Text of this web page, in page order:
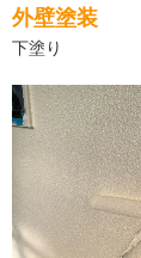
外壁塗装
下塗り